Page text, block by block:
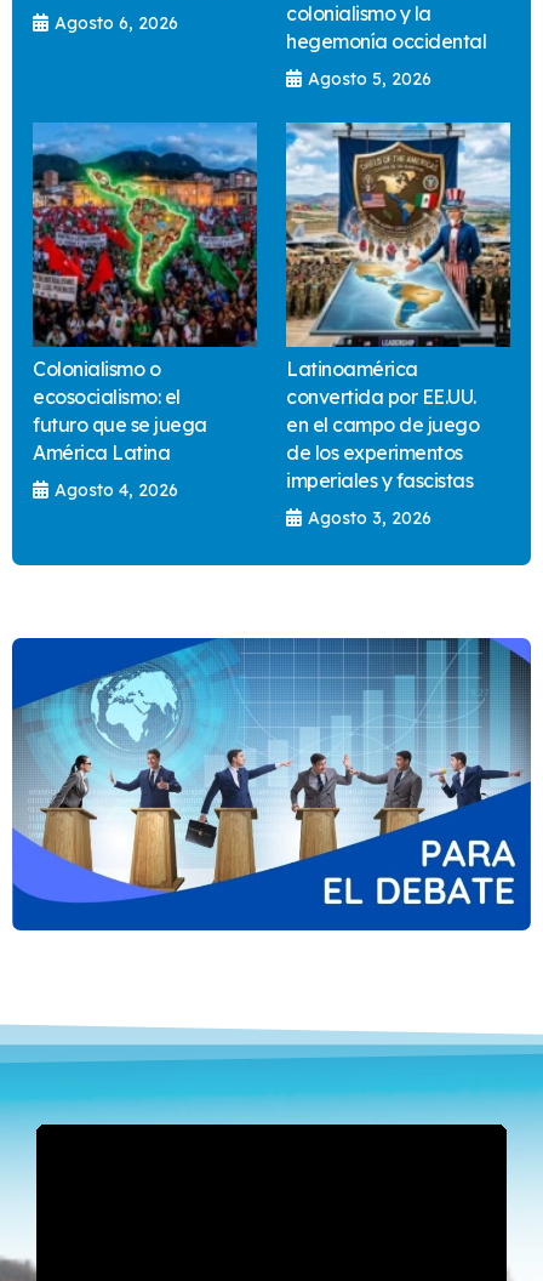
Agosto 6, 2026
colonialismo y la
hegemonía occidental
Agosto 5, 2026
Colonialismo o
ecosocialismo: el
futuro que se juega
América Latina
Agosto 4, 2026
Latinoamérica
convertida por EE.UU.
en el campo de juego
de los experimentos
imperiales y fascistas
Agosto 3, 2026